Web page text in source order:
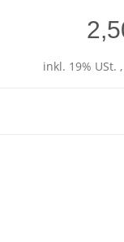
inkl. 19% USt.